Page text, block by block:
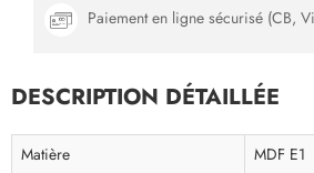
Paiement en ligne sécurisé (CB,
DESCRIPTION DÉTAILLÉE
Matière
MDF E1